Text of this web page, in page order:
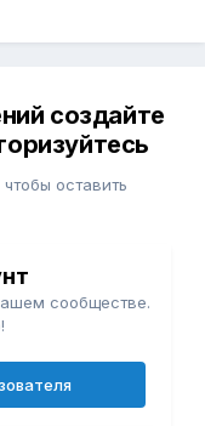
создайте
оставить
сообществе.